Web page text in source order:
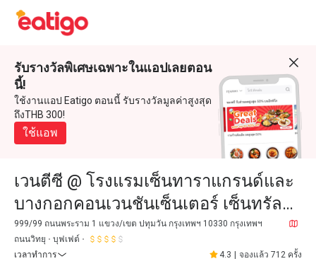
รับรางวัลพิเศษเฉพาะในแอปเลยตอน
นี้!
ใช้งานแอป Eatigo ตอนนี้ รับรางวัลมูลค่าสูงสุด
ถึงTHB 300!
ใช้แอพ
เวนตีซี @ โรงแรมเซ็นทาราแกรนด์และ
บางกอกคอนเวนชันเซ็นเตอร์ เซ็นทรัล
เวิลด์
999/99 ถนนพระราม 1 แขวง/เขต ปทุมวัน กรุงเทพฯ 10330 กรุงเทพฯ
ถนนวิทยุ
บุฟเฟต์
เวลาทำการ
4.3 จองแล้ว 712 ครั้ง